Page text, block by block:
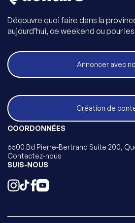
Découvre quoi faire dans la
aujourd’hui, ce weekend ou pour
Annoncer avec
Création de
COORDONNÉES
6500 Bd Pierre-Bertrand Suite 200,
Contactez-nous
SUIS-NOUS